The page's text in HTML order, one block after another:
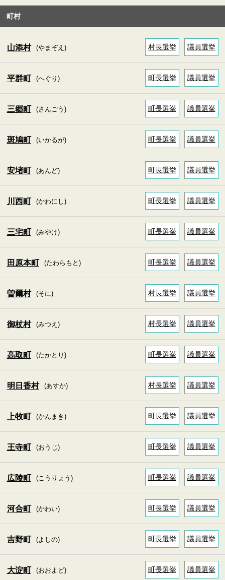
町村
山添村 (やまぞえ) 村長選挙 議員選挙
平群町 (へぐり) 町長選挙 議員選挙
三郷町 (さんごう) 町長選挙 議員選挙
斑鳩町 (いかるが) 町長選挙 議員選挙
安堵町 (あんど) 町長選挙 議員選挙
川西町 (かわにし) 町長選挙 議員選挙
三宅町 (みやけ) 町長選挙 議員選挙
田原本町 (たわらもと) 町長選挙 議員選挙
曽爾村 (そに) 村長選挙 議員選挙
御杖村 (みつえ) 村長選挙 議員選挙
高取町 (たかとり) 町長選挙 議員選挙
明日香村 (あすか) 村長選挙 議員選挙
上牧町 (かんまき) 町長選挙 議員選挙
王寺町 (おうじ) 町長選挙 議員選挙
広陵町 (こうりょう) 町長選挙 議員選挙
河合町 (かわい) 町長選挙 議員選挙
吉野町 (よしの) 町長選挙 議員選挙
大淀町 (おおよど) 町長選挙 議員選挙